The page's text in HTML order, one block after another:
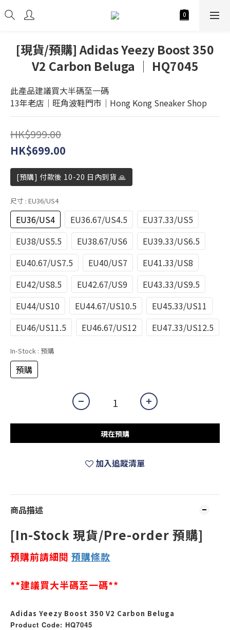
[現貨/預購] Adidas Yeezy Boost 350
V2 Carbon Beluga │ HQ7045
此產品建議買大半碼至一碼
13年老店│旺角波鞋門市│Hong Kong Sneaker Shop
HK$999.00
HK$699.00
[預購] 付款後 10-20 日內到貨 🙏
尺寸 : EU36/US4
EU36/US4 EU36.67/US4.5
EU37.33/US5
EU38/US5.5
EU38.67/US6
EU39.33/US6.5
EU40.67/US7.5
EU40/US7
EU41.33/US8
EU42/US8.5
EU42.67/US9
EU43.33/US9.5
EU44/US10
EU44.67/US10.5
EU45.33/US11
EU46/US11.5
EU46.67/US12 EU47.33/US12.5
In-Stock : 預購
預購
現在預購
加入追蹤清單
商品描述
[In-Stock 現貨/Pre-order 預購]
預購前請細閱 預購條款
**建議買大半碼至一碼**
Adidas Yeezy Boost 350 V2 Carbon Beluga
Product Code: HQ7045